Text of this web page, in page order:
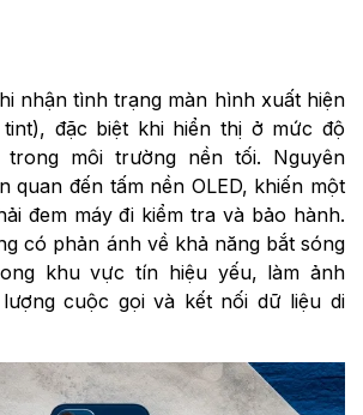
nhận tình trạng màn hình xuất hiện
đặc biệt khi hiển thị ở mức độ
trong môi trường nền tối. Nguyên
quan đến tấm nền OLED, khiến một
đem máy đi kiểm tra và bảo hành.
có phản ánh về khả năng bắt sóng
khu vực tín hiệu yếu, làm ảnh
cuộc gọi và kết nối dữ liệu di